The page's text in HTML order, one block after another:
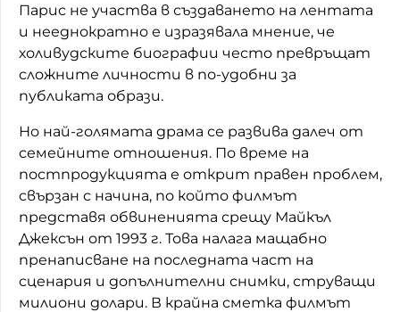
Парис не участва в създаването на лентата
и нееднократно е изразявала мнение, че
холивудските биографии често превръщат
сложните личности в по-удобни за
публиката образи.
Но най-голямата драма се развива далеч от
семейните отношения. По време на
постпродукцията е открит правен проблем,
свързан с начина, по който филмът
представя обвиненията срещу Майкъл
Джексън от 1993 г. Това налага мащабно
пренаписване на последната част на
сценария и допълнителни снимки, струващи
милиони долари. В крайна сметка филмът